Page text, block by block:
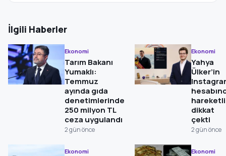
İlgili Haberler
Ekonomi
Tarım Bakanı
Yumaklı:
Temmuz
ayında gıda
denetimlerinde
250 milyon TL
ceza uygulandı
2 gün önce
Ekonomi
Yahya
Ülker’in
dikkat
çekti
2 gün önce
Ekonomi Ekonomi